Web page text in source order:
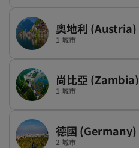
奧地利 (Austria)
1 城市
尚比亞 (Zambia)
1 城市
德國 (Germany)
2 城市